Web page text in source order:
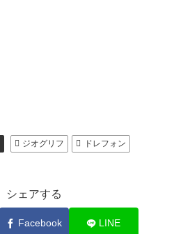
ジオグリフ
ドレフォン
シェアする
Facebook LINE